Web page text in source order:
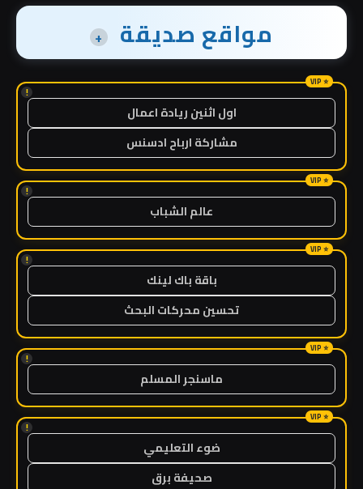
مواقع صديقة +
!
اول اثنين ريادة اعمال
مشاركة ارباح ادسنس
!
عالم الشباب
!
باقة باك لينك
تحسين محركات البحث
!
ماسنجر المسلم
!
ضوء التعليمي
صحيفة برق